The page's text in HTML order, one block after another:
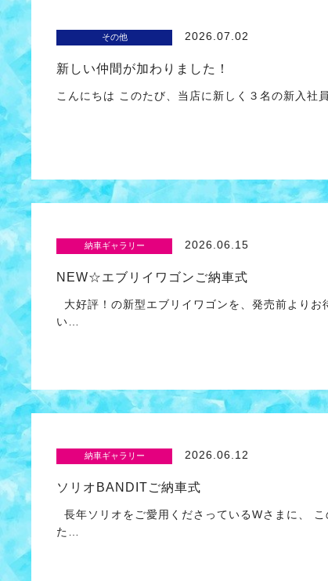
その他 2026.07.02
新しい仲間が加わりました！
こんにちは このたび、当店に新しく３名の新入
納車ギャラリー 2026.06.15
NEW☆エブリイワゴンご納車式
大好評！の新型エブリイワゴンを、発売前より
い…
納車ギャラリー 2026.06.12
ソリオBANDITご納車式
長年ソリオをご愛用くださっているWさまに、
た…